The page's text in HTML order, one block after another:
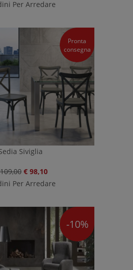
Per Arredare
Pronta
consegna
Siviglia
€ 98,10
Per Arredare
-10%